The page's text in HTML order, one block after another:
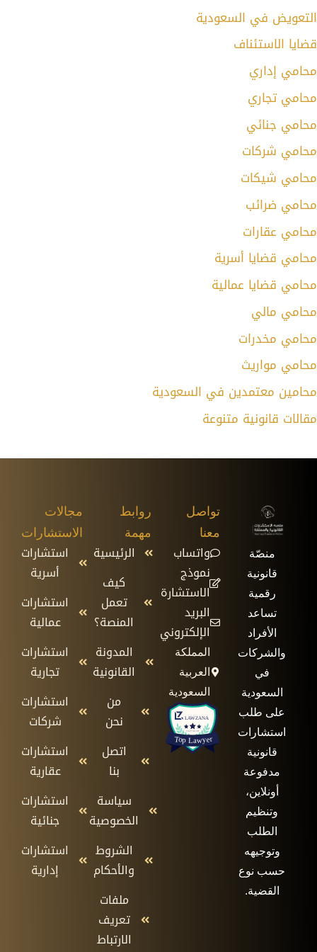
التعويض في السعودية
قضايا الاستئناف
محامي إداري
محامي تجاري
محامي جنائي
محامي شركات
محامي شيكات
محامي ضرائب
محامي عقارات
محامي قضايا أسرية
محامي قضايا عمالية
محامي مالي
محامي مخدرات
محامي مواريث
محامين معتمدين في السعودية
مقالات قانونية متنوعة
منصّة
قانونية
رقمية
تساعد
الأفراد
والشركات
في
السعودية
على طلب
استشارات
قانونية
مدفوعة
أونلاين،
وتنظيم
الطلب
وتوجيهه
حسب نوع
القضية.
روابط
مهمة
الرئيسية
كيف
تعمل
المنصة؟
المدونة
القانونية
من
نحن
اتصل
بنا
سياسة
الخصوصية
الشروط
والأحكام
ملفات
تعريف
الارتباط
مجالات
الاستشارات
استشارات
أسرية
استشارات
عمالية
استشارات
تجارية
استشارات
شركات
استشارات
عقارية
استشارات
جنائية
استشارات
إدارية
تواصل
معنا
واتساب
نموذج
الاستشارة
البريد
الإلكتروني
المملكة
العربية
السعودية